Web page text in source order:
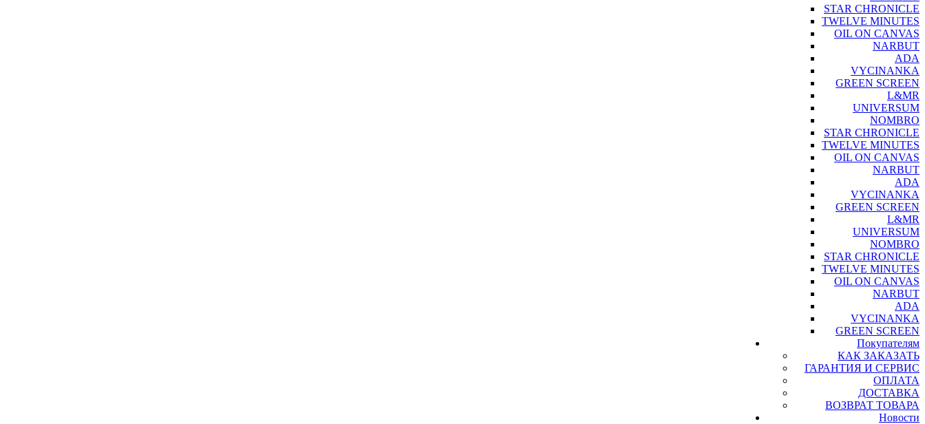
STAR CHRONICLE
TWELVE MINUTES
OIL ON CANVAS
NARBUT
ADA
VYCINANKA
GREEN SCREEN
L&MR
UNIVERSUM
NOMBRO
STAR CHRONICLE
TWELVE MINUTES
OIL ON CANVAS
NARBUT
ADA
VYCINANKA
GREEN SCREEN
L&MR
UNIVERSUM
NOMBRO
STAR CHRONICLE
TWELVE MINUTES
OIL ON CANVAS
NARBUT
ADA
VYCINANKA
GREEN SCREEN
Покупателям
КАК ЗАКАЗАТЬ
ГАРАНТИЯ И СЕРВИС
ОПЛАТА
ДОСТАВКА
ВОЗВРАТ ТОВАРА
Новости